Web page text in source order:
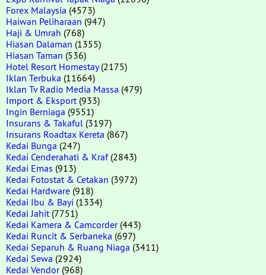
Forex Malaysia (4573)
Haiwan Peliharaan (947)
Haji & Umrah (768)
Hiasan Dalaman (1355)
Hiasan Taman (536)
Hotel Resort Homestay(2175)
Iklan Terbuka (11664)
Iklan Tv Radio Media Massa (479)
Import & Eksport (933)
Ingin Berniaga (9551)
Insurans & Takaful (3197)
Insurans Roadtax Kereta (867)
Kedai Bunga (247)
Kedai Cenderahati & Kraf(2843)
Kedai Emas (913)
Kedai Fotostat & Cetakan (3972)
Kedai Hardware (918)
Kedai Ibu & Bayi (1334)
Kedai Jahit (7751)
Kedai Kamera & Camcorder(443)
Kedai Runcit & Serbaneka (697)
Kedai Separuh & Ruang Niaga (3411)
Kedai Sewa (2924)
Kedai Vendor(968)